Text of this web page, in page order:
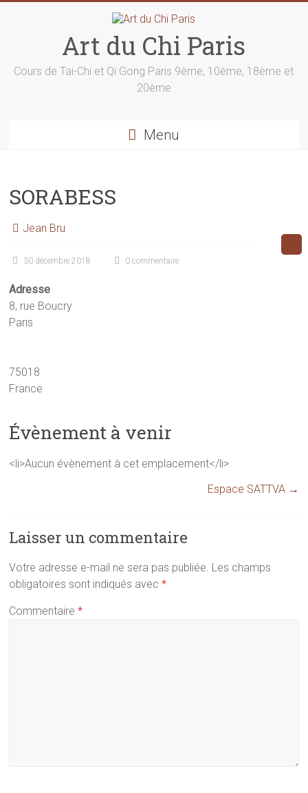
Art du Chi Paris
Cours de Tai-Chi et Qi Gong Paris 9ème, 10ème, 18ème et
20ème
Menu
SORABESS
Jean Bru
30 décembre 2018 0 commentaire
Adresse
8, rue Boucry
Paris
75018
France
Évènement à venir
<li>Aucun évènement à cet emplacement</li>
Espace SATTVA →
Laisser un commentaire
Votre adresse e-mail ne sera pas publiée. Les champs
obligatoires sont indiqués avec*
Commentaire*